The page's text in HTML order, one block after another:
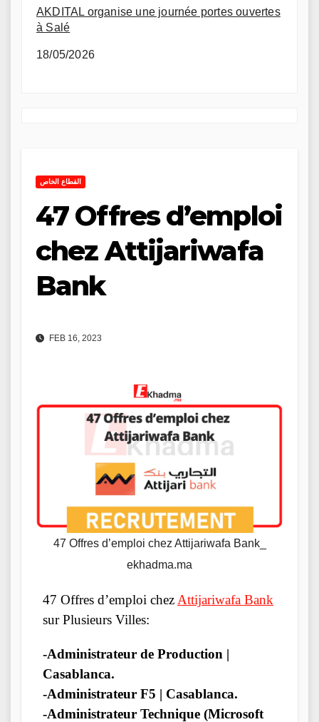
AKDITAL organise une journée portes ouvertes
à Salé
18/05/2026
القطاع الخاص
47 Offres d’emploi
chez Attijariwafa
Bank
FEB 16, 2023
47 Offres d’emploi chez Attijariwafa Bank_
ekhadma.ma
47 Offres d’emploi chez Attijariwafa Bank
sur Plusieurs Villes:
-Administrateur de Production |
Casablanca.
-Administrateur F5 | Casablanca.
-Administrateur Technique (Microsoft